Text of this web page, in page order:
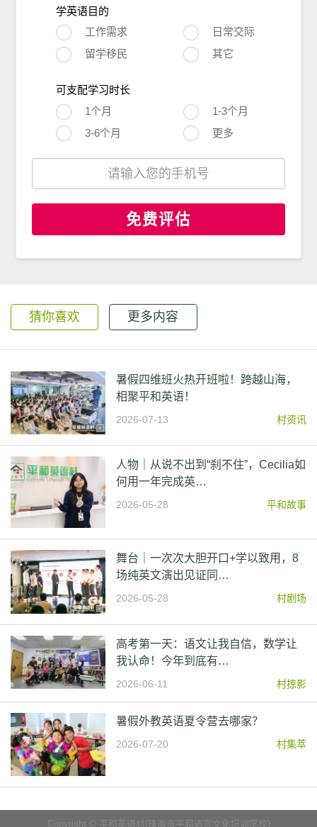
学英语目的
工作需求
日常交际
留学移民
其它
可支配学习时长
1个月
1-3个月
3-6个月
更多
免费评估
猜你喜欢 更多内容
暑假四维班火热开班啦！跨越山海，
相聚平和英语！
2026-07-13 村资讯
人物｜从说不出到“刹不住”，Cecilia如
何用一年完成英…
2026-05-28 平和故事
舞台｜一次次大胆开口+学以致用，8
场纯英文演出见证同…
2026-05-28 村剧场
高考第一天：语文让我自信，数学让
我认命！今年到底有…
2026-06-11 村掠影
暑假外教英语夏令营去哪家？
2026-07-20 村集萃
Copyright © 平和英语村(珠海市平和语言文化培训学校)